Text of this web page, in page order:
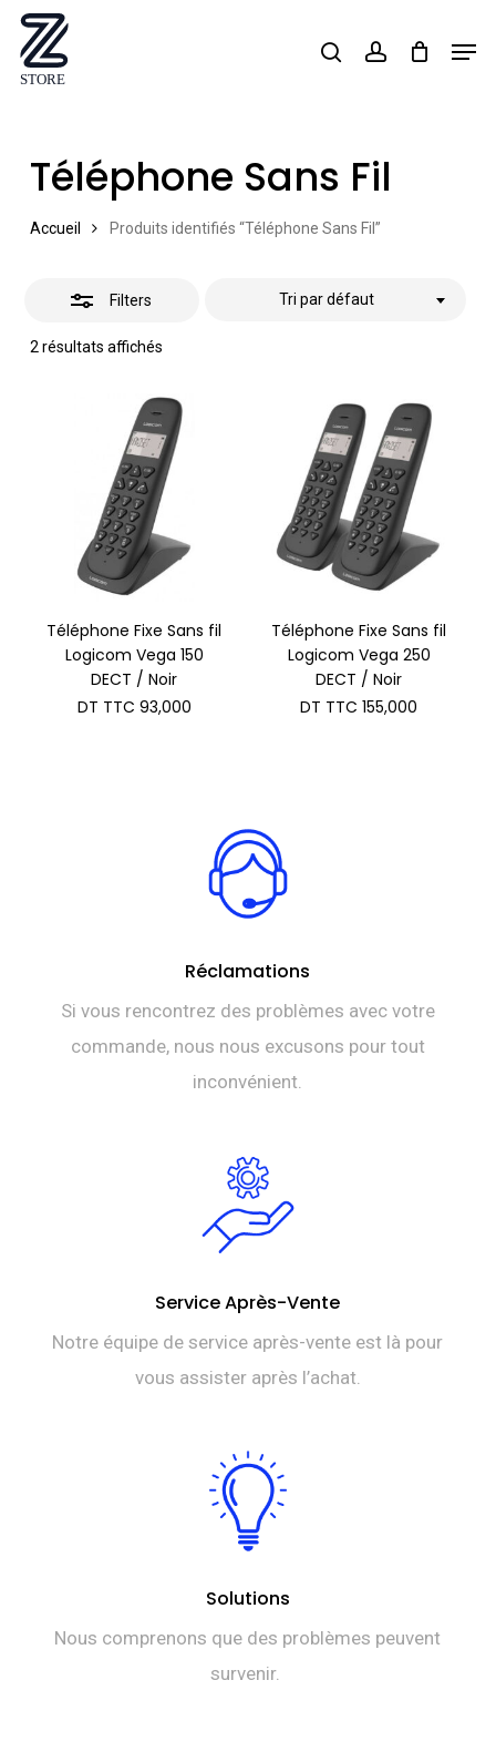
Skip
main
searchaccount
Téléphone Sans Fil
Accueil Produits identifiés “Téléphone Sans Fil”
Filters
2 résultats affichés
Tri par défaut
Close
Téléphone Fixe Sans fil
Logicom Vega 150
DECT / Noir
DT TTC 93,000
Téléphone Fixe Sans fil
Logicom Vega 250
DECT / Noir
DT TTC 155,000
Réclamations
Si vous rencontrez des problèmes avec votre
commande, nous nous excusons pour tout
inconvénient.
Service Après-Vente
Notre équipe de service après-vente est là pour
vous assister après l’achat.
Solutions
Nous comprenons que des problèmes peuvent
survenir.